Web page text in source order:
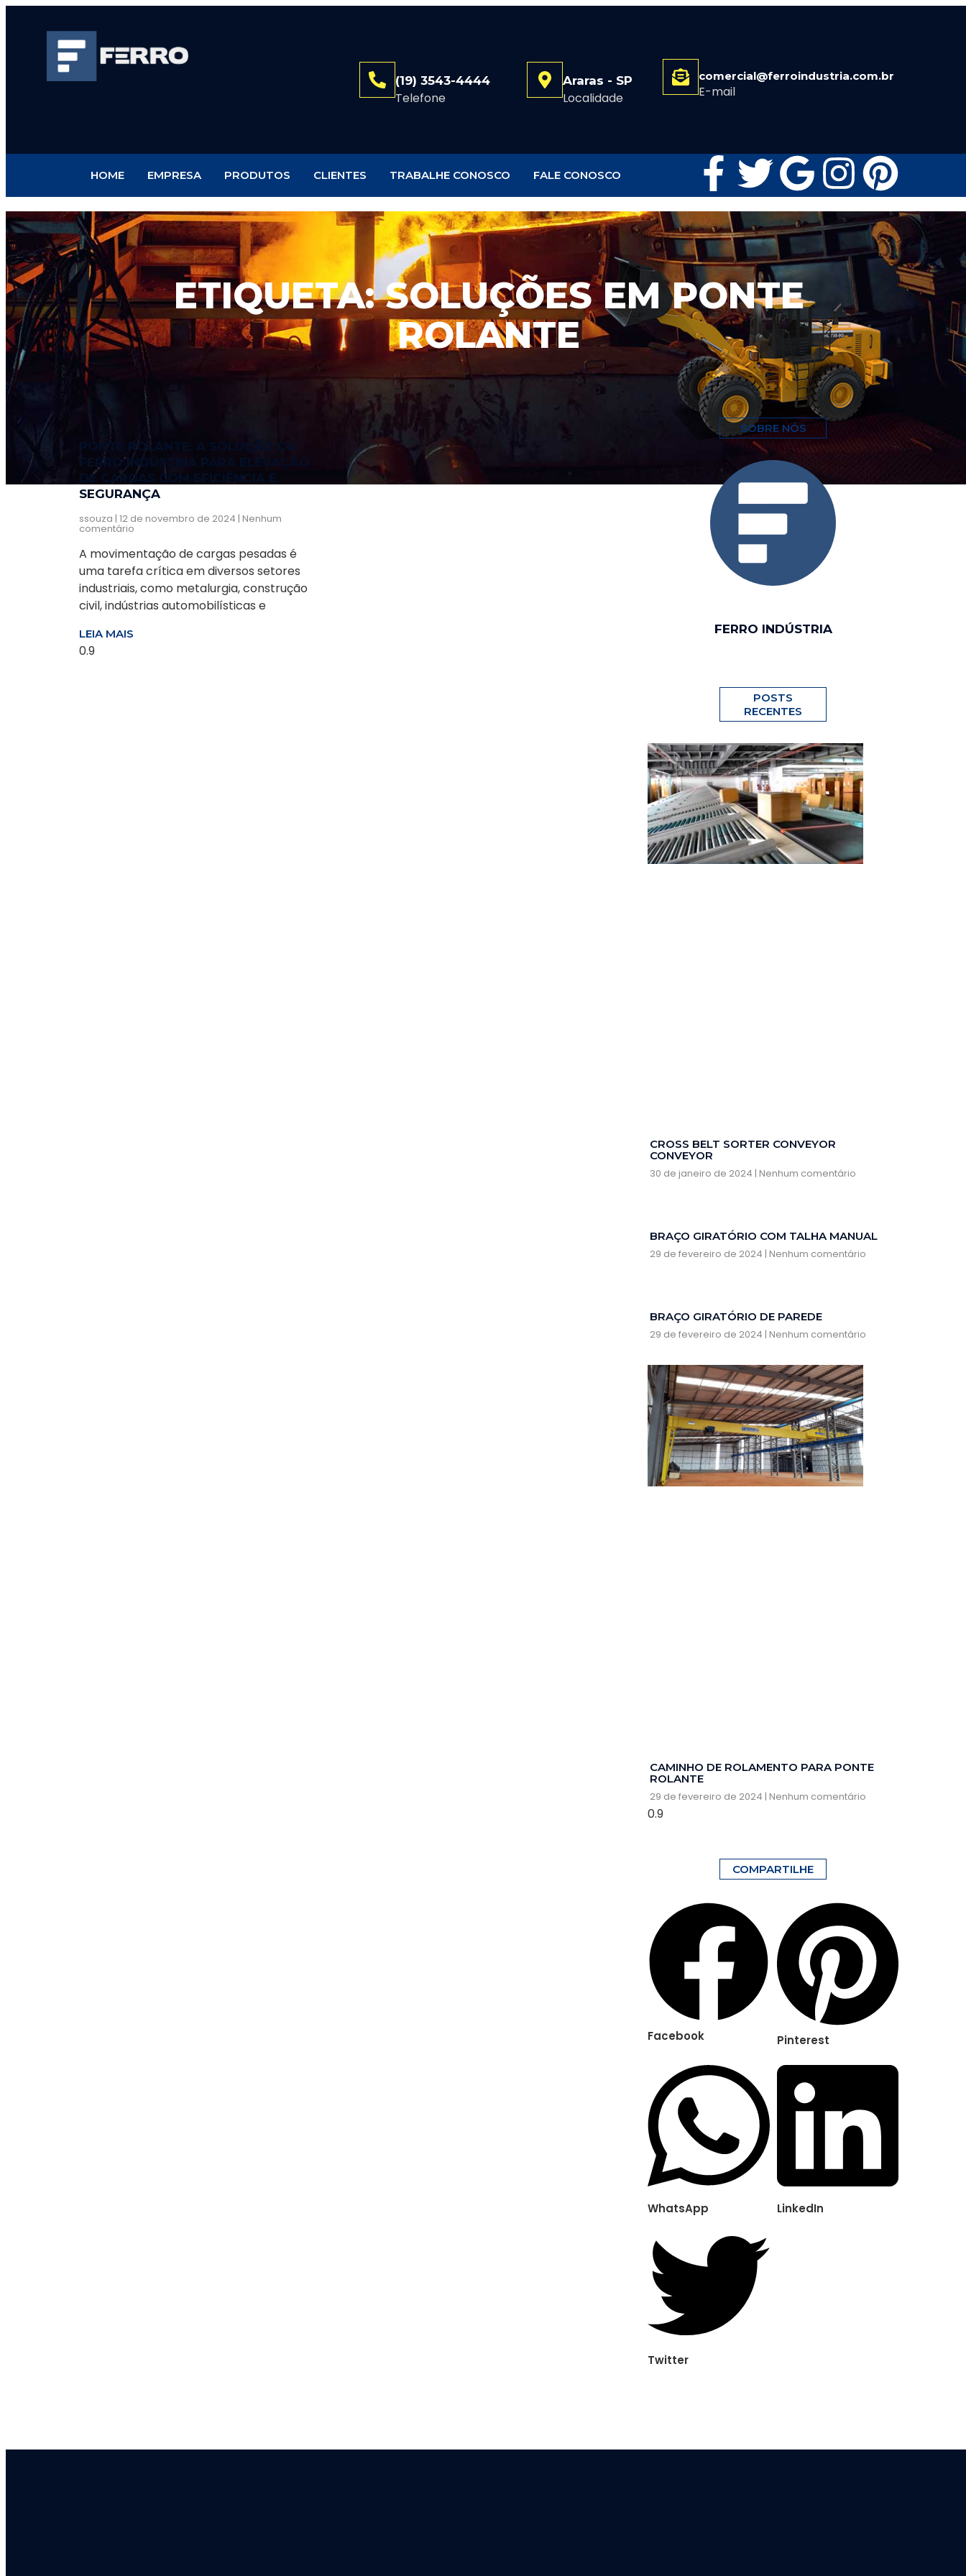
(19) 3543-4444
Telefone
Araras - SP
Localidade
comercial@ferroindustria.com.br
E-mail
HOME EMPRESA PRODUTOS CLIENTES TRABALHE CONOSCO FALE CONOSCO
ETIQUETA: SOLUÇÕES EM PONTE
ROLANTE
PONTE ROLANTE: A SOLUÇÃO DA
FERRO INDÚSTRIA PARA ELEVAÇÃO
DE CARGAS COM EFICIÊNCIA E
SEGURANÇA
ssouza 12 de novembro de 2024 Nenhum
comentário
A movimentação de cargas pesadas é
uma tarefa crítica em diversos setores
industriais, como metalurgia, construção
civil, indústrias automobilísticas e
LEIA MAIS
SOBRE NÓS
FERRO INDÚSTRIA
POSTS
RECENTES
CROSS BELT SORTER CONVEYOR
CONVEYOR
30 de janeiro de 2024 Nenhum comentário
BRAÇO GIRATÓRIO COM TALHA MANUAL
29 de fevereiro de 2024 Nenhum comentário
BRAÇO GIRATÓRIO DE PAREDE
29 de fevereiro de 2024 Nenhum comentário
CAMINHO DE ROLAMENTO PARA PONTE
ROLANTE
29 de fevereiro de 2024 Nenhum comentário
COMPARTILHE
Facebook Pinterest
WhatsApp LinkedIn
Twitter